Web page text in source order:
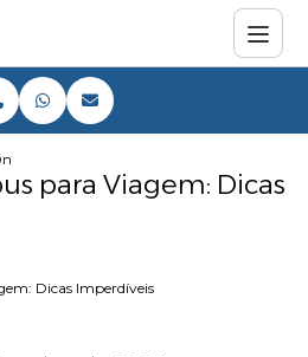
para Viagem: Dicas Imperdíveis
para Viagem: Dicas